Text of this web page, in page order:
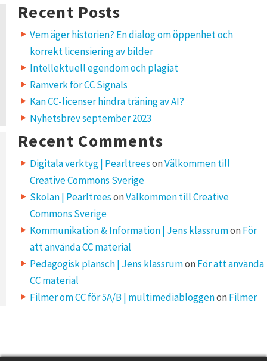
Recent Posts
Vem äger historien? En dialog om öppenhet och
korrekt licensiering av bilder
Intellektuell egendom och plagiat
Ramverk för CC Signals
Kan CC-licenser hindra träning av AI?
Nyhetsbrev september 2023
Recent Comments
Digitala verktyg | PearltreesonVälkommen till
Creative Commons Sverige
Skolan | PearltreesonVälkommen till Creative
Commons Sverige
Kommunikation & Information | Jens klassrumon För
att använda CC material
Pedagogisk plansch | Jens klassrumon För att använda
CC material
Filmer om CC för 5A/B | multimediabloggenon Filmer